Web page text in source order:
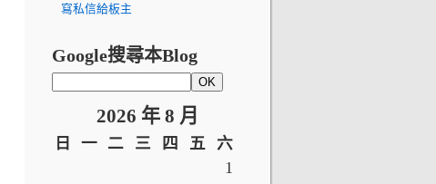
寫私信給板主
Google搜尋本Blog
2026 年 8 月
日 一 二 三 四 五
六
1